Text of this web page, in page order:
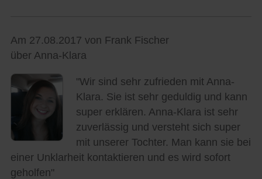
Am 27.08.2017 von Frank Fischer
über Anna-Klara
"Wir sind sehr zufrieden mit Anna-
Klara. Sie ist sehr geduldig und kann
super erklären. Anna-Klara ist sehr
zuverlässig und versteht sich super
mit unserer Tochter. Man kann sie bei
einer Unklarheit kontaktieren und es wird sofort
geholfen"